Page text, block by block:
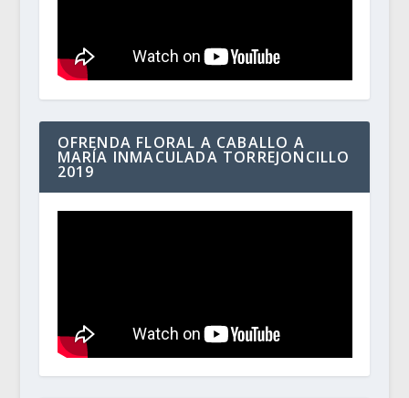
OFRENDA FLORAL A CABALLO A
MARÍA INMACULADA TORREJONCILLO
2019